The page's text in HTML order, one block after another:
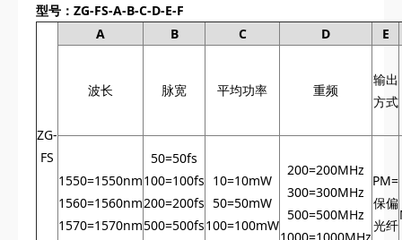
型号：ZG-FS-A-B-C-D-E-F
ZG-
FS
A B C D E
波长 脉宽 平均功率 重频
输出
方式
1550=1550nm
1560=1560nm
1570=1570nm
50=50fs
100=100fs
200=200fs
500=500fs
10=10mW
50=50mW
100=100mW
200=200MHz
300=300MHz
500=500MHz
1000=1000MHz
PM=
保偏
光纤